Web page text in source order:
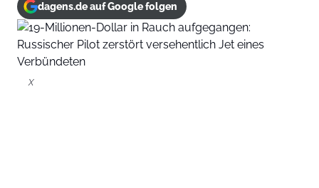
dagens.de auf Google folgen
X